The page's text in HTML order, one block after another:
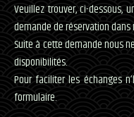
Veuillez trouver, ci-dessous,
demande de réservation
Suite à cette demande nous
disponibilités.
Pour faciliter les échanges
formulaire.